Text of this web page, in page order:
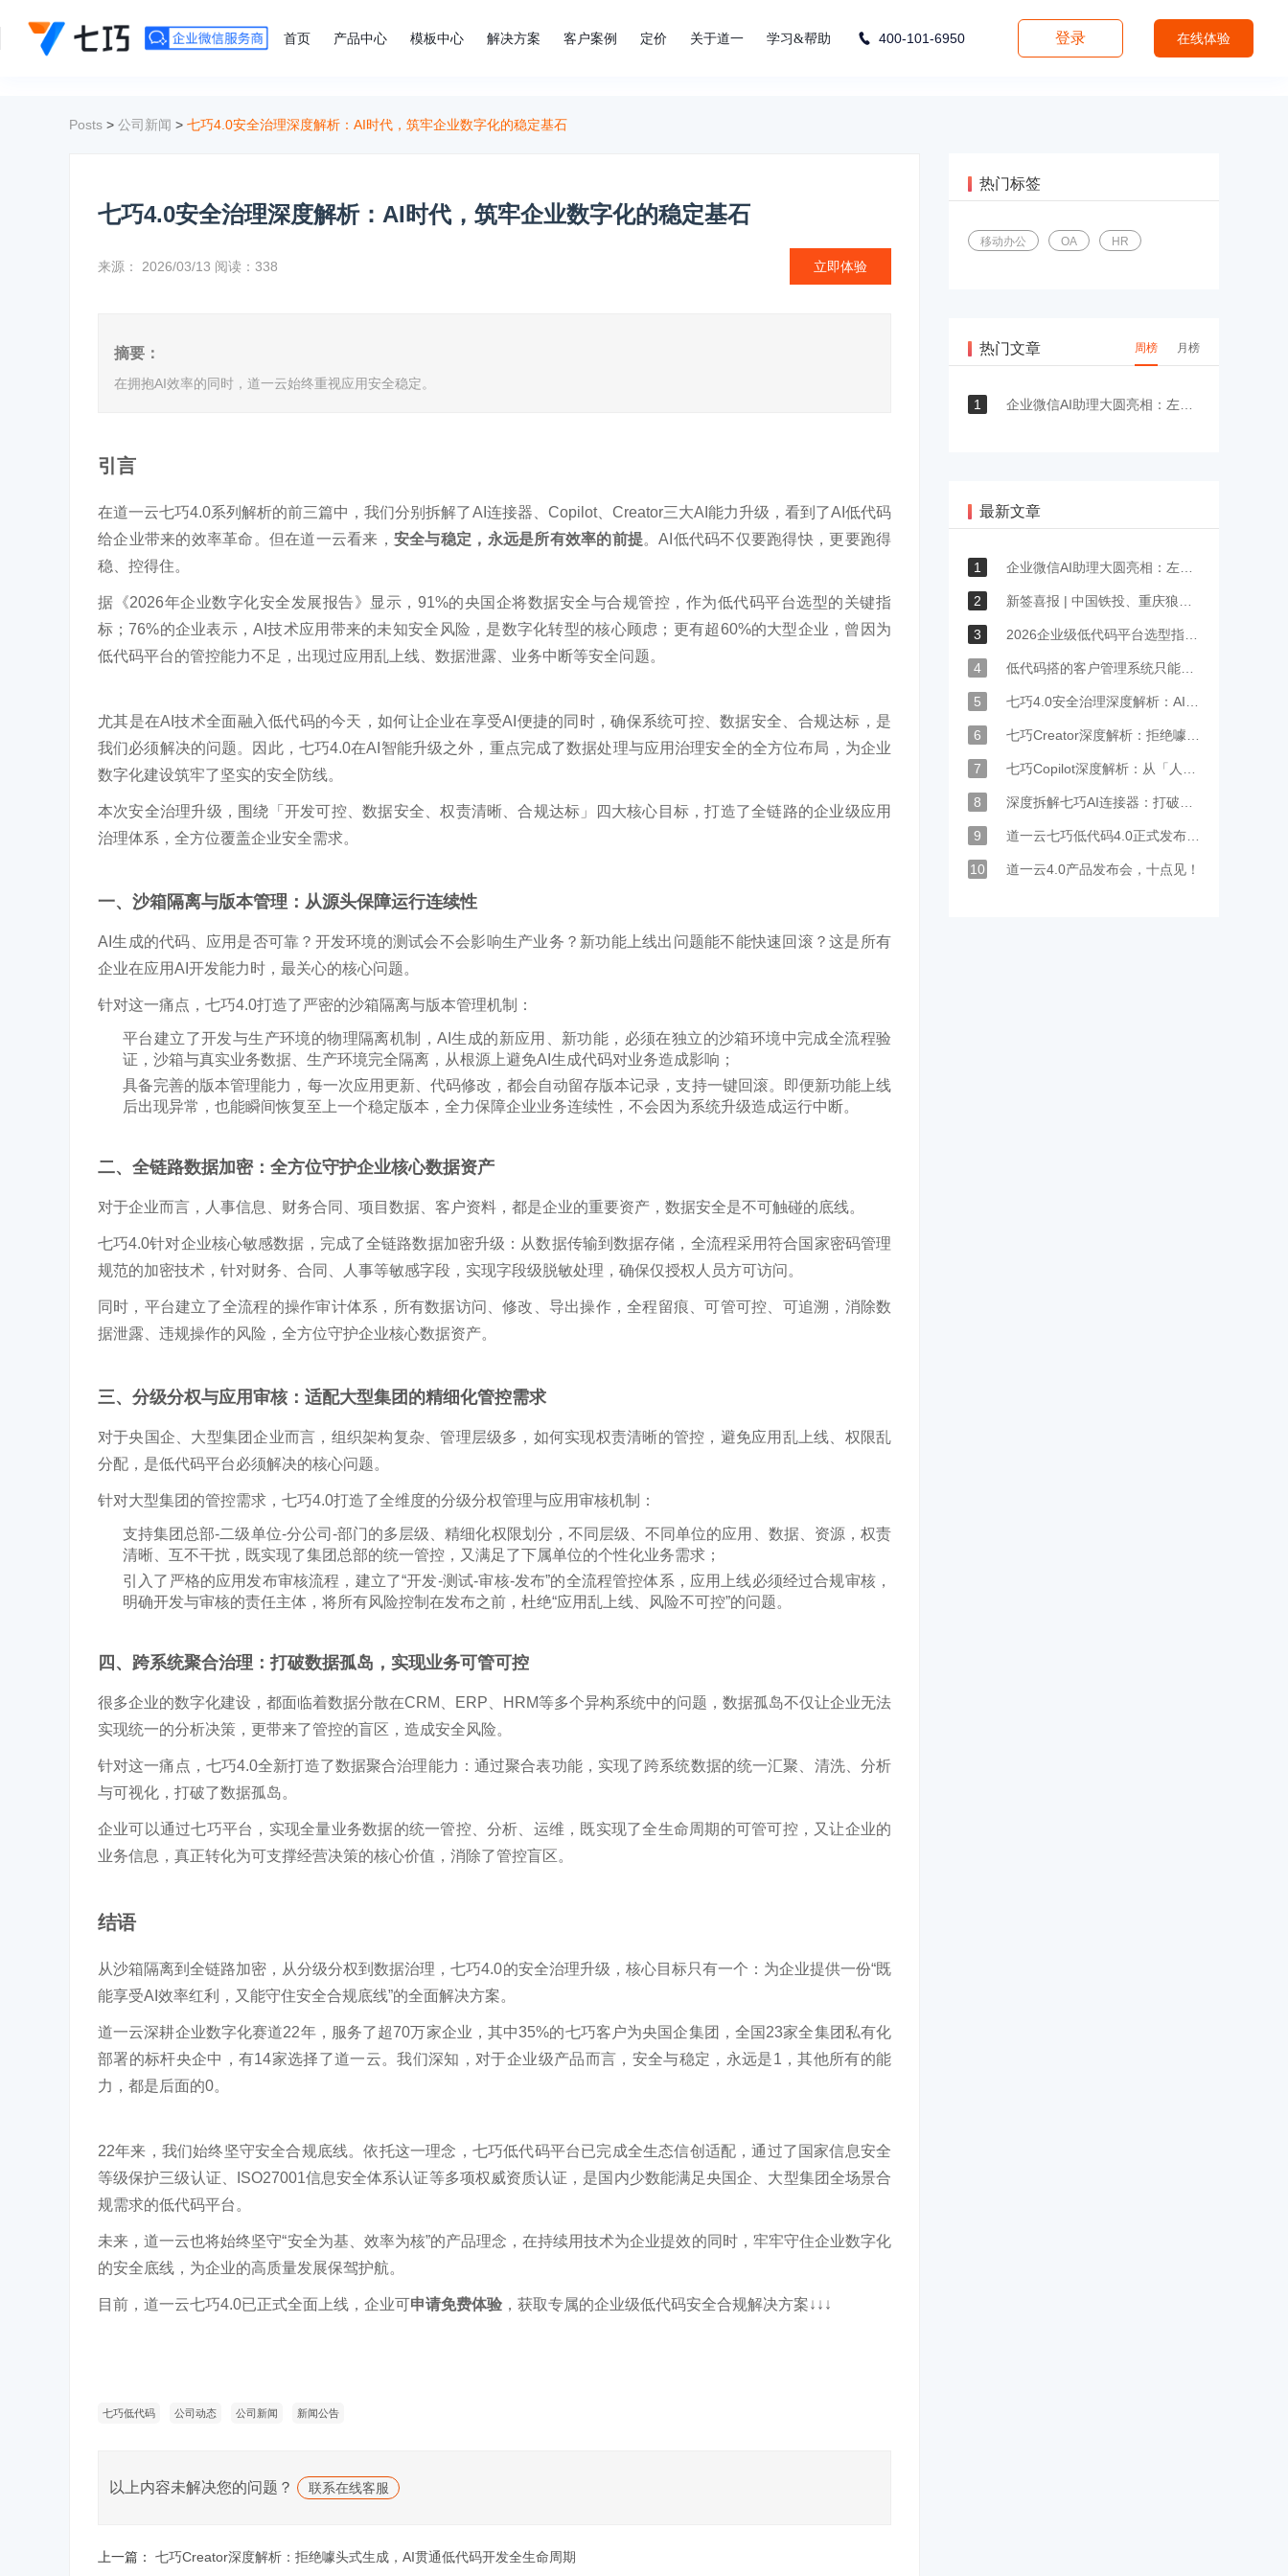
首页 产品中心 模板中心 解决方案 客户案例 定价 关于道一 学习&帮助 400-101-6950 登录 在线体验
Posts > 公司新闻 > 七巧4.0安全治理深度解析：AI时代，筑牢企业数字化的稳定基石
七巧4.0安全治理深度解析：AI时代，筑牢企业数字化的稳定基石
来源： 2026/03/13 阅读：338 立即体验
摘要：
在拥抱AI效率的同时，道一云始终重视应用安全稳定。
引言
在道一云七巧4.0系列解析的前三篇中，我们分别拆解了AI连接器、Copilot、Creator三大AI能力升级，看到了AI低代码
给企业带来的效率革命。但在道一云看来， 安全与稳定，永远是所有效率的前提。AI低代码不仅要跑得快，更要跑得
稳、控得住。
据《2026年企业数字化安全发展报告》显示，91%的央国企将数据安全与合规管控，作为低代码平台选型的关键指
标；76%的企业表示，AI技术应用带来的未知安全风险，是数字化转型的核心顾虑；更有超60%的大型企业，曾因为
低代码平台的管控能力不足，出现过应用乱上线、数据泄露、业务中断等安全问题。
尤其是在AI技术全面融入低代码的今天，如何让企业在享受AI便捷的同时，确保系统可控、数据安全、合规达标，是
我们必须解决的问题。因此，七巧4.0在AI智能升级之外，重点完成了数据处理与应用治理安全的全方位布局 ，为企业
数字化建设筑牢了坚实的安全防线。
本次安全治理升级，围绕「开发可控、数据安全、权责清晰、合规达标」四大核心目标，打造了全链路的企业级应用
治理体系，全方位覆盖企业安全需求。
一、沙箱隔离与版本管理：从源头保障运行连续性
AI生成的代码、应用是否可靠？开发环境的测试会不会影响生产业务？新功能上线出问题能不能快速回滚？这是所有
企业在应用AI开发能力时，最关心的核心问题。
针对这一痛点，七巧4.0打造了严密的沙箱隔离与版本管理机制：
平台建立了开发与生产环境的物理隔离机制，AI生成的新应用、新功能，必须在独立的沙箱环境中完成全流程验
证，沙箱与真实业务数据、生产环境完全隔离，从根源上避免AI生成代码对业务造成影响；
具备完善的版本管理能力，每一次应用更新、代码修改，都会自动留存版本记录，支持一键回滚。即便新功能上线
后出现异常，也能瞬间恢复至上一个稳定版本，全力保障企业业务连续性，不会因为系统升级造成运行中断。
二、全链路数据加密：全方位守护企业核心数据资产
对于企业而言，人事信息、财务合同、项目数据、客户资料，都是企业的重要资产，数据安全是不可触碰的底线。
七巧4.0针对企业核心敏感数据，完成了全链路数据加密升级 ：从数据传输到数据存储，全流程采用符合国家密码管理
规范的加密技术，针对财务、合同、人事等敏感字段，实现字段级脱敏处理，确保仅授权人员方可访问。
同时，平台建立了全流程的操作审计体系，所有数据访问、修改、导出操作，全程留痕、可管可控、可追溯， 消除数
据泄露、违规操作的风险，全方位守护企业核心数据资产。
三、分级分权与应用审核：适配大型集团的精细化管控需求
对于央国企、大型集团企业而言，组织架构复杂、管理层级多，如何实现权责清晰的管控，避免应用乱上线、权限乱
分配，是低代码平台必须解决的核心问题。
针对大型集团的管控需求，七巧4.0打造了全维度的分级分权管理与应用审核机制：
支持集团总部-二级单位-分公司-部门的多层级、精细化权限划分，不同层级、不同单位的应用、数据、资源，权责
清晰、互不干扰，既实现了集团总部的统一管控 ， 又 满足了下属单位的个性化业务需求；
引入了严格的应用发布审核流程，建立了“开发-测试-审核-发布”的全流程管控体系，应用上线必须经过合规审核，
明确开发与审核的责任主体，将所有风险控制在发布之前，杜绝“应用乱上线、风险不可控”的问题。
四、跨系统聚合治理：打破数据孤岛，实现业务可管可控
很多企业的数字化建设，都面临着数据分散在CRM、ERP、HRM等多个异构系统中的问题，数据孤岛不仅让企业无法
实现统一的分析决策，更带来了管控的盲区， 造成安全风险。
针对这一痛点，七巧4.0全新打造了数据聚合治理能力 ：通过聚合表功能，实现了跨系统数据的统一汇聚、清洗、分析
与可视化，打破了数据孤岛。
企业可以通过七巧平台，实现全量业务数据的统一管控、分析、运维，既实现了全生命周期的可管可控，又让企业的
业务信息 ，真正转化为可支撑经营决策的核心价值，消除了管控盲区。
结语
从沙箱隔离到全链路加密，从分级分权到数据治理，七巧4.0的安全治理升级，核心目标只有一个：为企业提供一份“既
能享受AI效率红利，又能守住安全合规底线”的全面解决方案。
道一云深耕企业数字化赛道22年，服务了超70万家企业，其中35%的七巧客户为央国企集团，全国23家全集团私有化
部署的标杆央企中，有14家选择了道一云。我们深知，对于企业级产品而言，安全与稳定，永远是1，其他所有的能
力，都是后面的0。
22年来，我们始终坚守安全合规底线。依托这一理念，七巧低代码平台已完成全生态信创适配，通过了国家信息安全
等级保护三级认证、ISO27001信息安全体系认证等多项权威资质认证，是国内少数能满足央国企、大型集团全场景合
规需求的低代码平台。
未来，道一云也将始终坚守“安全为基、效率为核”的产品理念，在持续用技术为企业提效的同时，牢牢守住企业数字化
的安全底线，为企业的高质量发展保驾护航。
目前，道一云七巧4.0已正式全面上线，企业可申请免费体验 ，获取专属的企业级低代码安全合规解决方案↓↓↓
七巧低代码 公司动态 公司新闻 新闻公告
以上内容未解决您的问题？ 联系在线客服
上一篇： 七巧Creator深度解析：拒绝噱头式生成，AI贯通低代码开发全生命周期
热门标签
移动办公 OA HR
热门文章 周榜 月榜
1 企业微信AI助理大圆亮相：左滑一下，召唤工作流里的业务
最新文章
1 企业微信AI助理大圆亮相：左滑一下，召唤工作流里的业务
2 新签喜报 | 中国铁投、重庆狼卜、中顺洁柔等众多企业签约道一云
3 2026企业级低代码平台选型指南：企业微信生态内怎么选？看这4个标准就够了
4 低代码搭的客户管理系统只能记账？七巧4.0一招解决90%的办公痛点
5 七巧4.0安全治理深度解析：AI时代，筑牢企业数字化的稳定基石
6 七巧Creator深度解析：拒绝噱头式生成，AI贯通低代码开发全生命周期
7 七巧Copilot深度解析：从「人找功能」到「系统找人」，焕新企业级软件交互范式
8 深度拆解七巧AI连接器：打破协同与业务壁垒，重构企业级业务全链路自动化
9 道一云七巧低代码4.0正式发布：企业微信AI原生加持，定义企业数字化新效率
10 道一云4.0产品发布会，十点见！